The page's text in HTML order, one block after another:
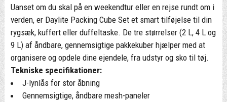
Uanset om du skal på en weekendtur eller en rejse rundt om i
verden, er Daylite Packing Cube Set et smart tilføjelse til din
rygsæk, kuffert eller duffeltaske. De tre størrelser (2 L, 4 L og
9 L) af åndbare, gennemsigtige pakkekuber hjælper med at
organisere og opdele dine ejendele, fra udstyr og sko til tøj.
Tekniske specifikationer:
J-lynlås for stor åbning
Gennemsigtige, åndbare mesh-paneler